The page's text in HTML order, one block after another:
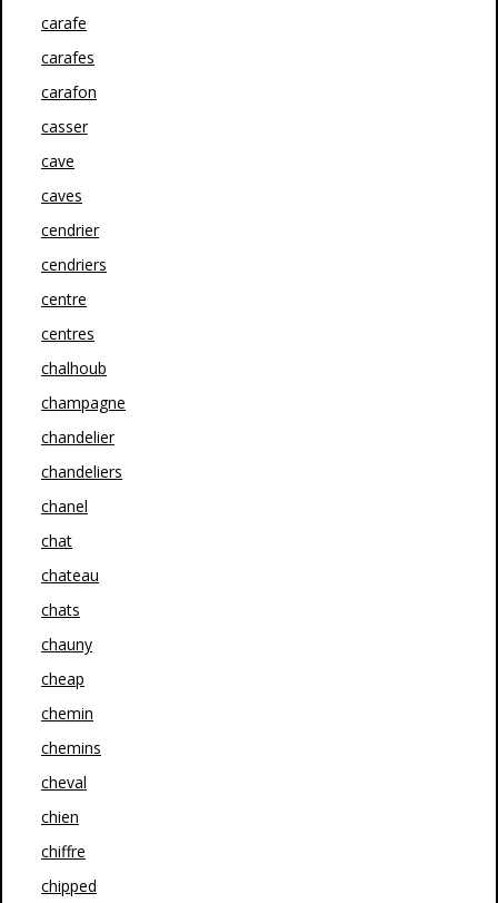
carafe
carafes
carafon
casser
cave
caves
cendrier
cendriers
centre
centres
chalhoub
champagne
chandelier
chandeliers
chanel
chat
chateau
chats
chauny
cheap
chemin
chemins
cheval
chien
chiffre
chipped